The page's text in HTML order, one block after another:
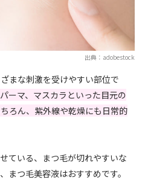
出典：adobestock
まな刺激を受けやすい部位で
ーマ、マスカラといった目元の
ろん、紫外線や乾燥にも日常的
ている、まつ毛が切れやすいな
まつ毛美容液はおすすめです。